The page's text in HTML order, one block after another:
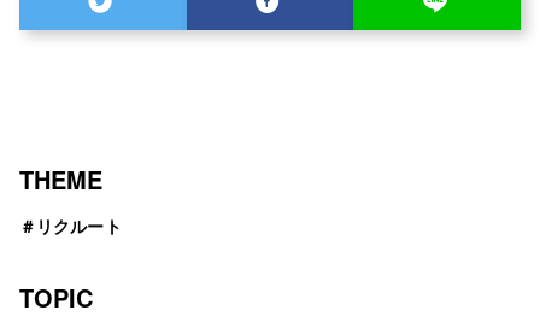
THEME
＃ リクルート
TOPIC